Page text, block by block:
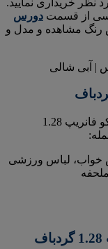
از قسمت دورس
رنگ مشاهده و مدل و
به دلیل ویژگی‌های منحصر به فرد، پارچه تریکو فانریپ 1.28
خواب، لباس ورزشی